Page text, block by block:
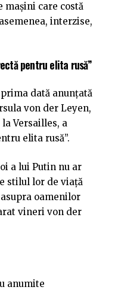
care costă
interzise,
pentru elita rusă”
dată anunțată
von der Leyen,
Versailles, a
elita rusă”.
a lui Putin nu ar
stilul lor de viață
oamenilor
vineri von der
anumite